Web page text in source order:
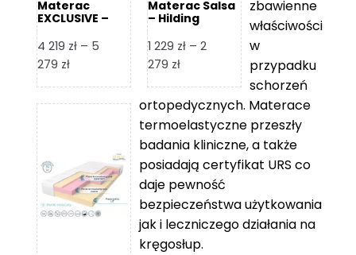
Materac
EXCLUSIVE –
4 219 zł – 5
279 złZakres
od
5
279 zł
Materac Salsa
– Hilding
1 229 zł – 2
279 złZakres
od
1
229 zł
2
279 zł
zbawienne
właściwości
w
przypadku
schorzeń
ortopedycznych. Materace
termoelastyczne przeszły
badania kliniczne, a także
posiadają certyfikat URS co
daje pewność
bezpieczeństwa użytkowania
jak i leczniczego działania na
kręgosłup.